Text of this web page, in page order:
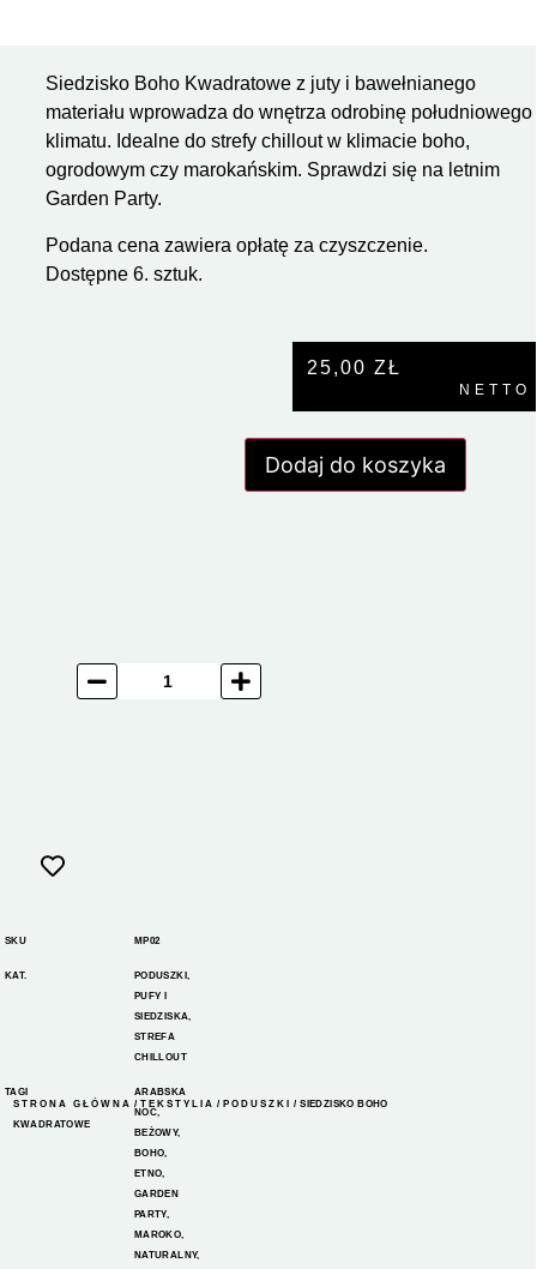
Siedzisko Boho Kwadratowe z juty i bawełnianego
materiału wprowadza do wnętrza odrobinę południowego
klimatu. Idealne do strefy chillout w klimacie boho,
ogrodowym czy marokańskim. Sprawdzi się na letnim
Garden Party.
Podana cena zawiera opłatę za czyszczenie.
Dostępne 6. sztuk.
25,00 ZŁ
NETTO
Dodaj do koszyka
SKU MP02
KAT. PODUSZKI ,
PUFY I
SIEDZISKA,
STREFA
CHILLOUT
TAGI
ARABSKA
NOC,
BEŻOWY,
BOHO,
ETNO,
GARDEN
PARTY,
MAROKO,
NATURALNY,
STRONA GŁÓWNA / TEKSTYLIA / PODUSZKI
/ SIEDZISKO BOHO
KWADRATOWE